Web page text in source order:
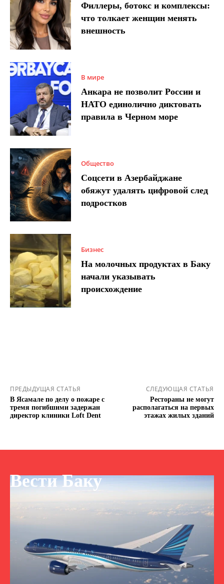
Филлеры, ботокс и комплексы:
что толкает женщин менять
внешность
В мире
Анкара не позволит России и
НАТО единолично диктовать
правила в Черном море
Общество
Соцсети в Азербайджане
обяжут удалять цифровой след
подростков
Бизнес
На молочных продуктах в Баку
начали указывать
происхождение
ПРЕДЫДУЩАЯ СТАТЬЯ
В Ясамале по делу о пожаре с
тремя погибшими задержан
директор клиники Loft Dent
СЛЕДУЮЩАЯ СТАТЬЯ
Рестораны не могут
располагаться на первых
этажах жилых зданий
Вести Баку